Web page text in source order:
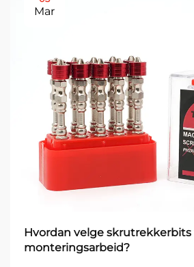
Mar
Hvordan velge
monteringsarbeid?